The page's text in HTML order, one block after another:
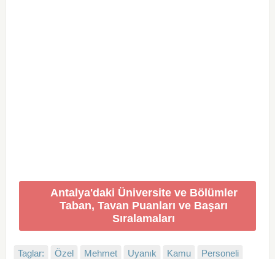
Antalya'daki Üniversite ve Bölümler
Taban, Tavan Puanları ve Başarı
Sıralamaları
Taglar: Özel Mehmet Uyanık Kamu Personeli